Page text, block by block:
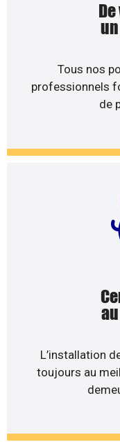
Tous nos
professionnels
de
L’installation
toujours au